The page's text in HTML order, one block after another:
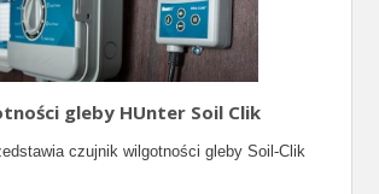
gleby HUnter Soil Clik
czujnik wilgotności gleby Soil-Clik